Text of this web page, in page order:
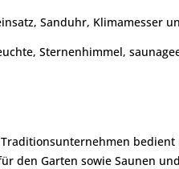
Sanduhr, Klimamesser
Sternenhimmel,
den Garten sowie Saunen